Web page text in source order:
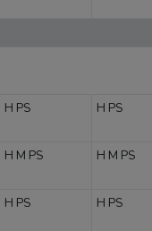
H PS H PS
H M PS H M PS
H PS H PS